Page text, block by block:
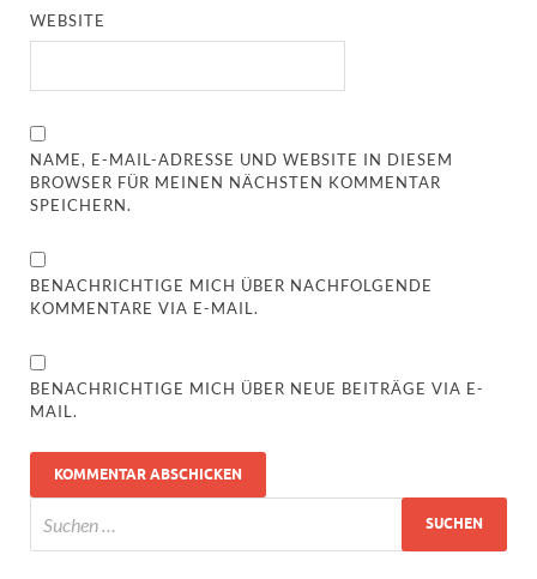
WEBSITE
NAME, E-MAIL-ADRESSE UND WEBSITE IN DIESEM
BROWSER FÜR MEINEN NÄCHSTEN KOMMENTAR
SPEICHERN.
BENACHRICHTIGE MICH ÜBER NACHFOLGENDE
KOMMENTARE VIA E-MAIL.
BENACHRICHTIGE MICH ÜBER NEUE BEITRÄGE VIA E-
MAIL.